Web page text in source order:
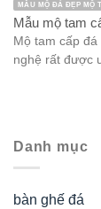
MẪU MỘ ĐÁ ĐẸP MỘ
Mẫu mộ tam
Mộ tam cấp
nghệ rất được
Danh mục
bàn ghế đá